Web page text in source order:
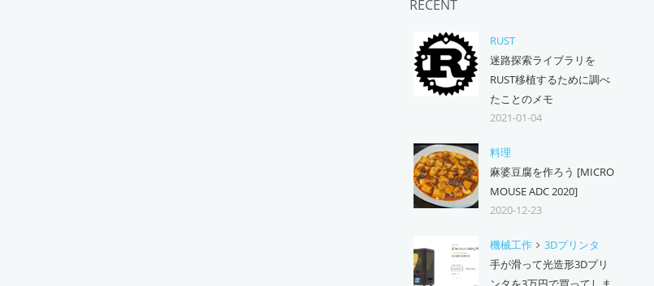
RECENT
RUST
迷路探索ライブラリを
RUST移植するために調べ
たことのメモ
2021-01-04
料理
麻婆豆腐を作ろう [MICRO
MOUSE ADC 2020]
2020-12-23
機械工作
3Dプリンタ
手が滑って光造形3Dプリ